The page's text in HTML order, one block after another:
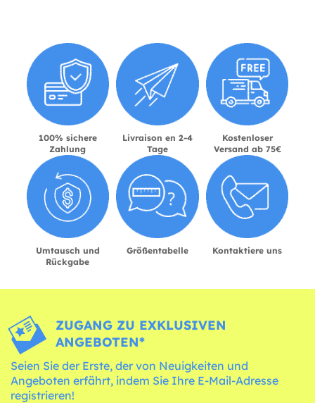
100% sichere
Zahlung
Livraison en 2-4
Tage
Kostenloser
Versand ab 75€
Umtausch und
Rückgabe
Größentabelle Kontaktiere uns
ZUGANG ZU EXKLUSIVEN
ANGEBOTEN*
Seien Sie der Erste, der von Neuigkeiten und
Angeboten erfährt, indem Sie Ihre E-Mail-Adresse
registrieren!